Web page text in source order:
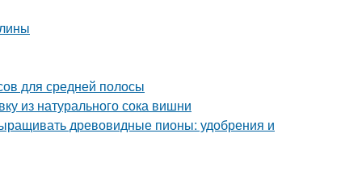
для средней полосы
из натурального сока вишни
древовидные пионы: удобрения и